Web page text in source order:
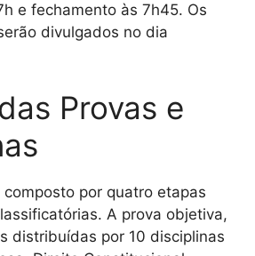
e fechamento às 7h45. Os
divulgados no dia
Provas e
composto por quatro etapas
A prova objetiva,
distribuídas por 10 disciplinas